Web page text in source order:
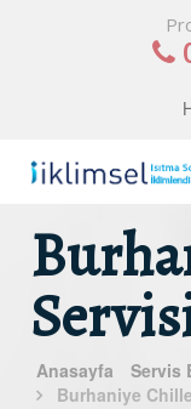
Anasayfa Servis
Burhaniye